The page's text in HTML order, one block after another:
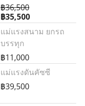
฿36,500
฿35,500
แม่แรงสนาม ยกรถ
บรรทุก
฿11,000
แม่แรงดันคัซซี
฿39,500